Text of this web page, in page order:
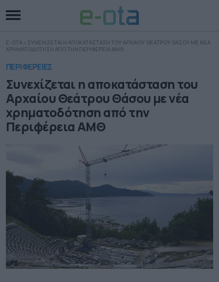
E-OTA » ΣΥΝΕΧΙΖΕΤΑΙ Η ΑΠΟΚΑΤΑΣΤΑΣΗ ΤΟΥ ΑΡΧΑΙΟΥ ΘΕΑΤΡΟΥ ΘΑΣΟΥ ΜΕ ΝΕΑ
ΧΡΗΜΑΤΟΔΟΤΗΣΗ ΑΠΟ ΤΗΝ ΠΕΡΙΦΕΡΕΙΑ ΑΜΘ
ΠΕΡΙΦΕΡΕΙΕΣ
Συνεχίζεται η αποκατάσταση του
Αρχαίου Θεάτρου Θάσου με νέα
χρηματοδότηση από την
Περιφέρεια ΑΜΘ